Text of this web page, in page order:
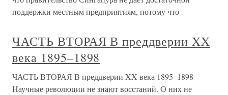
поддержки местным предприятиям, потому что
ЧАСТЬ ВТОРАЯ В преддверии XX
века 1895–1898
ЧАСТЬ ВТОРАЯ В преддверии XX века 1895–1898
Научные революции не знают восстаний. О них не